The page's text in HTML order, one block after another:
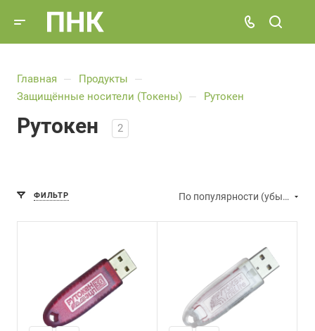
Главная — Продукты
—
Защищённые носители (Токены) — Рутокен
Рутокен 2
ФИЛЬТР По популярности (убывание)